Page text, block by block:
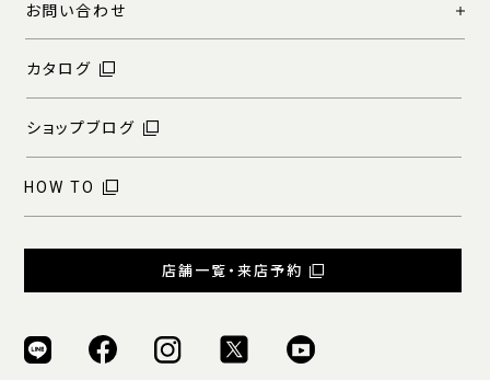
お問い合わせ
カタログ
ショップブログ
HOW TO
店舗一覧・来店予約